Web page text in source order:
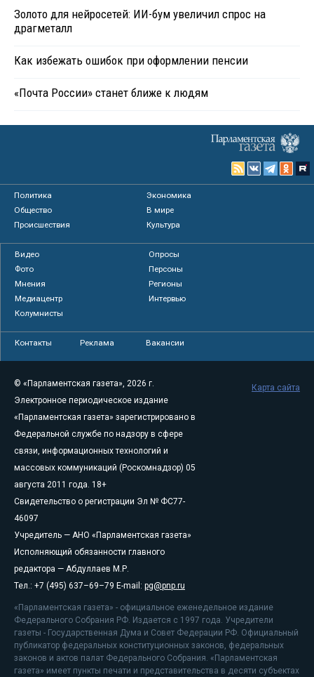
Золото для нейросетей: ИИ-бум увеличил спрос на
драгметалл
Как избежать ошибок при оформлении пенсии
«Почта России» станет ближе к людям
Политика
Экономика
Общество
В мире
Происшествия
Культура
Видео
Опросы
Фото
Персоны
Мнения
Регионы
Медиацентр
Интервью
Колумнисты
Контакты Реклама Вакансии
© «Парламентская газета», 2026 г.
Электронное периодическое издание
«Парламентская газета» зарегистрировано в
Федеральной службе по надзору в сфере
связи, информационных технологий и
массовых коммуникаций (Роскомнадзор) 05
августа 2011 года. 18+
Свидетельство о регистрации Эл № ФС77-
46097
Учредитель — АНО «Парламентская газета»
Исполняющий обязанности главного
редактора — Абдуллаев М.Р.
Тел.: +7 (495) 637–69–79 E-mail: pg@pnp.ru
«Парламентская газета» - официальное еженедельное издание
Федерального Собрания РФ. Издается с 1997 года. Учредители
газеты - Государственная Дума и Совет Федерации РФ. Официальный
публикатор федеральных конституционных законов, федеральных
законов и актов палат Федерального Собрания. «Парламентская
газета» имеет пункты печати и представительства в десяти субъектах
Карта сайта